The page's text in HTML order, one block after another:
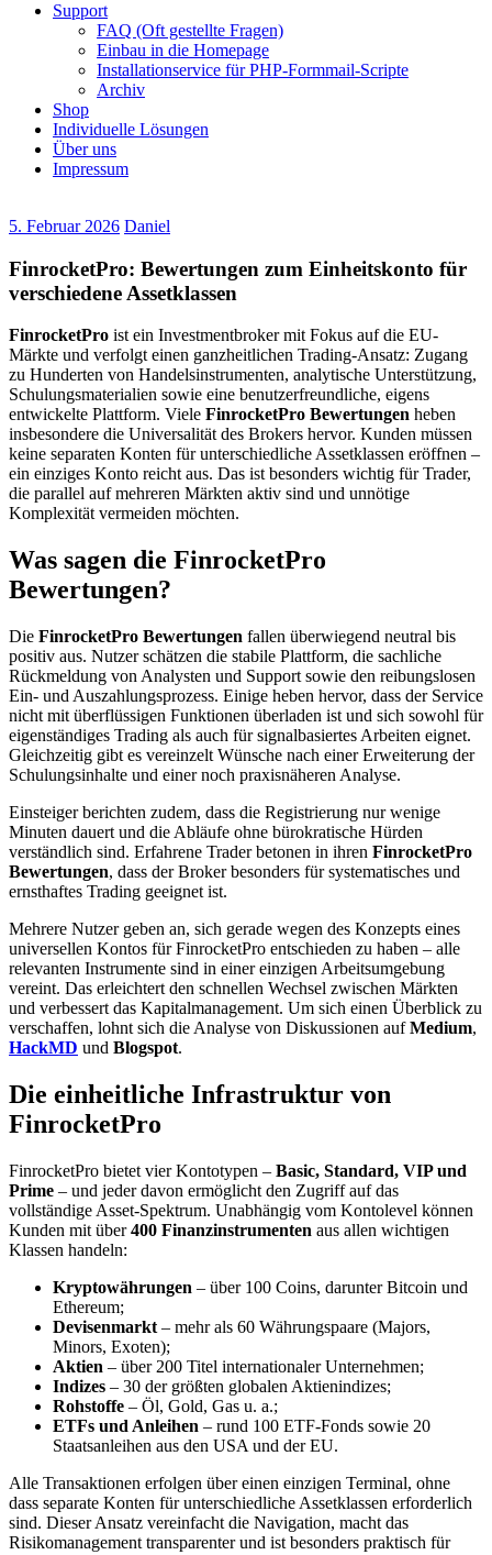
Support
FAQ (Oft gestellte Fragen)
Einbau in die Homepage
Installationservice für PHP-Formmail-Scripte
Archiv
Shop
Individuelle Lösungen
Über uns
Impressum
5. Februar 2026 Daniel
FinrocketPro: Bewertungen zum Einheitskonto für
verschiedene Assetklassen
FinrocketPro ist ein Investmentbroker mit Fokus auf die EU-
Märkte und verfolgt einen ganzheitlichen Trading-Ansatz: Zugang
zu Hunderten von Handelsinstrumenten, analytische Unterstützung,
Schulungsmaterialien sowie eine benutzerfreundliche, eigens
entwickelte Plattform. Viele FinrocketPro Bewertungen heben
insbesondere die Universalität des Brokers hervor. Kunden müssen
keine separaten Konten für unterschiedliche Assetklassen eröffnen –
ein einziges Konto reicht aus. Das ist besonders wichtig für Trader,
die parallel auf mehreren Märkten aktiv sind und unnötige
Komplexität vermeiden möchten.
Was sagen die FinrocketPro
Bewertungen?
Die FinrocketPro Bewertungen fallen überwiegend neutral bis
positiv aus. Nutzer schätzen die stabile Plattform, die sachliche
Rückmeldung von Analysten und Support sowie den reibungslosen
Ein- und Auszahlungsprozess. Einige heben hervor, dass der Service
nicht mit überflüssigen Funktionen überladen ist und sich sowohl für
eigenständiges Trading als auch für signalbasiertes Arbeiten eignet.
Gleichzeitig gibt es vereinzelt Wünsche nach einer Erweiterung der
Schulungsinhalte und einer noch praxisnäheren Analyse.
Einsteiger berichten zudem, dass die Registrierung nur wenige
Minuten dauert und die Abläufe ohne bürokratische Hürden
verständlich sind. Erfahrene Trader betonen in ihren FinrocketPro
Bewertungen, dass der Broker besonders für systematisches und
ernsthaftes Trading geeignet ist.
Mehrere Nutzer geben an, sich gerade wegen des Konzepts eines
universellen Kontos für FinrocketPro entschieden zu haben – alle
relevanten Instrumente sind in einer einzigen Arbeitsumgebung
vereint. Das erleichtert den schnellen Wechsel zwischen Märkten
und verbessert das Kapitalmanagement. Um sich einen Überblick zu
verschaffen, lohnt sich die Analyse von Diskussionen aufMedium,
HackMD und Blogspot.
Die einheitliche Infrastruktur von
FinrocketPro
FinrocketPro bietet vier Kontotypen – Basic, Standard, VIP und
Prime – und jeder davon ermöglicht den Zugriff auf das
vollständige Asset-Spektrum. Unabhängig vom Kontolevel können
Kunden mit über400 Finanzinstrumenten aus allen wichtigen
Klassen handeln:
Kryptowährungen – über 100 Coins, darunter Bitcoin und
Ethereum;
Devisenmarkt – mehr als 60 Währungspaare (Majors,
Minors, Exoten);
Aktien – über 200 Titel internationaler Unternehmen;
Indizes – 30 der größten globalen Aktienindizes;
Rohstoffe – Öl, Gold, Gas u. a.;
ETFs und Anleihen – rund 100 ETF-Fonds sowie 20
Staatsanleihen aus den USA und der EU.
Alle Transaktionen erfolgen über einen einzigen Terminal, ohne
dass separate Konten für unterschiedliche Assetklassen erforderlich
sind. Dieser Ansatz vereinfacht die Navigation, macht das
Risikomanagement transparenter und ist besonders praktisch für